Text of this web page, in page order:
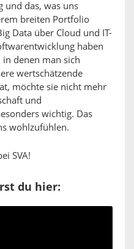
und das, was uns
breiten Portfolio
Data über Cloud und IT-
haben
denen man sich
wertschätzende
möchte sie nicht mehr
und
wichtig. Das
wohlzufühlen.
SVA!
du hier: